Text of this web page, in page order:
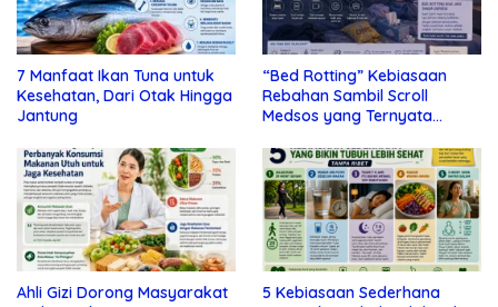
7 Manfaat Ikan Tuna untuk
Kesehatan, Dari Otak Hingga
Jantung
“Bed Rotting” Kebiasaan
Rebahan Sambil Scroll
Medsos yang Ternyata
Ahli Gizi Dorong Masyarakat
5 Kebiasaan Sederhana